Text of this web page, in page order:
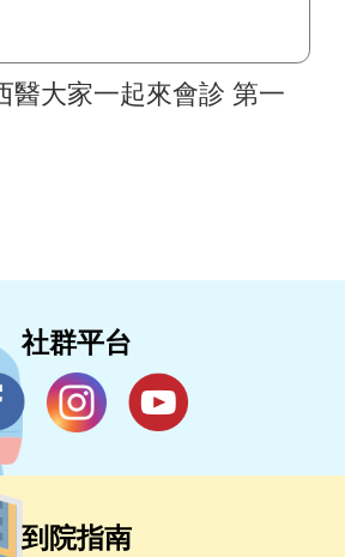
醫大家一起來會診 第一
社群平台
到院指南